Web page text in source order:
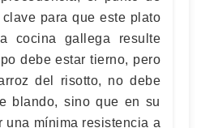
para que este plato
cocina gallega resulte
debe estar tierno, pero
del risotto, no debe
blando, sino que en su
una mínima resistencia a